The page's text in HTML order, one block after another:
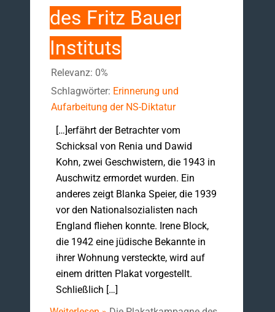
des Fritz Bauer
Instituts
Relevanz: 0%
Schlagwörter: Erinnerung und
Aufarbeitung der NS-Diktatur
[…]erfährt der Betrachter vom
Schicksal von Renia und Dawid
Kohn, zwei Geschwistern, die 1943 in
Auschwitz ermordet wurden. Ein
anderes zeigt Blanka Speier, die 1939
vor den Nationalsozialisten nach
England fliehen konnte. Irene Block,
die 1942 eine jüdische Bekannte in
ihrer Wohnung versteckte, wird auf
einem dritten Plakat vorgestellt.
Schließlich […]